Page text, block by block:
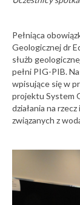
15-07-2026
wygodniejszy
dostęp do danych
o złożach i
surowcach Polski
14-07-2026
Wiceminister
obrony narodowej
z wizytą w PIG-
państwa
Imprezy
popularnonaukowe
27
maj
2026
90. Zjazd
Polskiego
Towarzystwa
Posiedzenia
26konkursu
Pełniąca
Geologicznej dr
służb
pełni PIG-PIB.
wpisujące się w
projektu System
działania na
związanych z